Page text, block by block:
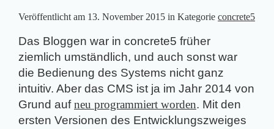
Veröffentlicht am 13. November 2015 in Kategorie concrete5
Das Bloggen war in concrete5 früher
ziemlich umständlich, und auch sonst war
die Bedienung des Systems nicht ganz
intuitiv. Aber das CMS ist ja im Jahr 2014 von
Grund aufneu programmiert worden. Mit den
ersten Versionen des Entwicklungszweiges